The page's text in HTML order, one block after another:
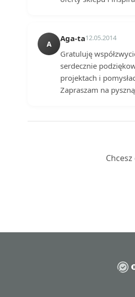
A
Aga-ta12.05.2014
Gratuluję
serdecznie
projektach i
Zapraszam na